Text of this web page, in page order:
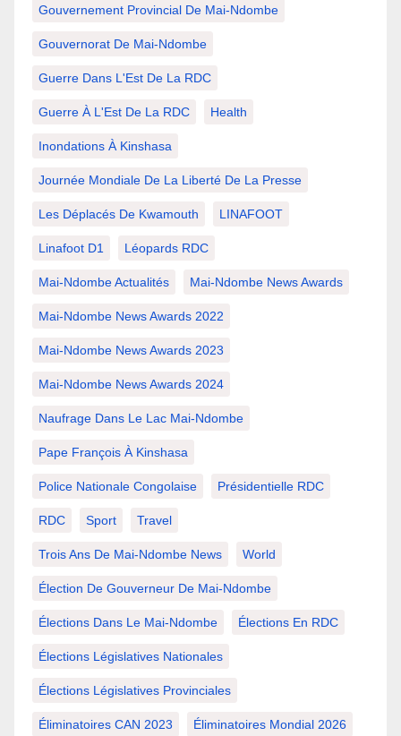
Gouvernement Provincial De Mai-Ndombe
Gouvernorat De Mai-Ndombe
Guerre Dans L'Est De La RDC
Guerre À L'Est De La RDC Health
Inondations À Kinshasa
Journée Mondiale De La Liberté De La Presse
Les Déplacés De Kwamouth LINAFOOT
Linafoot D1 Léopards RDC
Mai-Ndombe Actualités Mai-Ndombe News Awards
Mai-Ndombe News Awards 2022
Mai-Ndombe News Awards 2023
Mai-Ndombe News Awards 2024
Naufrage Dans Le Lac Mai-Ndombe
Pape François À Kinshasa
Police Nationale Congolaise Présidentielle RDC
RDC Sport Travel
Trois Ans De Mai-Ndombe News World
Élection De Gouverneur De Mai-Ndombe
Élections Dans Le Mai-Ndombe Élections En RDC
Élections Législatives Nationales
Élections Législatives Provinciales
Éliminatoires CAN 2023 Éliminatoires Mondial 2026